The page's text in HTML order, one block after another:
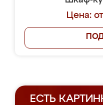
Цена:
ЕСТЬ